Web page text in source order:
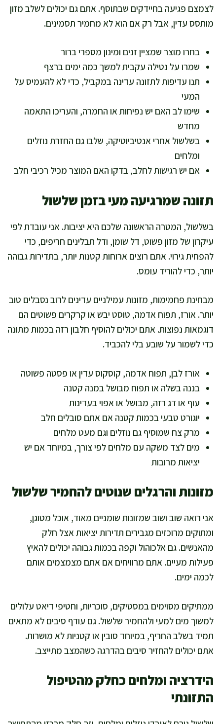
לצמצם פגיעה בחיידקים שבתוסף. אתם גם יכולים לשלב מזון
מותסס עדין, אבל רק אם הוא לא מחמיר תסמינים.
בחרו מוצר שמציין זנים ומינון מספרי ברור
שמרו על נטילה עקבית למשך כמה ימים ברצף
תנו עדיפות לתזונה עדינה במקביל, כדי לא להעמיס על
המעי
שימו לב האם יש נפיחות או החמרה, והעריכו התאמה
מחדש
בשלשול אחרי אנטיביוטיקה, שלבו גם החזרת נוזלים
ומלחים
אם יש רגישות לחלב, בדקו האם המוצר מכיל רכיבי חלב
תזונה שמרגיעה מעי בזמן שלשול
בשלשול, המטרה הראשונה שלכם היא יציבות. אני עובדת לפי
עיקרון של מזון פשוט, דל שומן, ודל תבלינים חריפים, כדי
להפחית גירוי. אתם רוצים ארוחות קטנות יותר, בתדירות גבוהה
יותר, כדי להוריד עומס.
מבחינת פחמימות, מזונות עמילניים עדינים לרוב נסבלים טוב
יותר. אורז, תפוח אדמה, טוסט יבש או קרקרים פשוטים הם
דוגמאות נפוצות. אתם יכולים להוסיף חלבון רזה בכמות מתונה
כדי לשמור על שובע בלי להכביד.
אורז לבן, תפוח אדמה, קוסקוס עדין או פסטה פשוטה
בננה בשלה או תפוח מבושל במנה קטנה
עוף או דג רזה, מבושל או אפוי בעדינות
יוגורט טבעי בכמות קטנה אם אתם סובלים חלב
מרק צח שמוסיף גם נוזלים וגם מעט מלחים
מים לצד משקה עם מלחים לפי צורך, במיוחד אם יש
יציאות מרובות
מזונות והרגלים שנוטים להחמיר שלשול
אני רואה שוב ושוב שמזונות שומניים מאוד, אוכל מטוגן,
ומתוקים מרוכזים מגבירים תדירות יציאות אצל חלק
מהאנשים. גם אלכוהול וקפה בכמות גבוהה יכולים להאיץ
פעילות מעיים. אתם מרוויחים אם אתם מצמצמים אותם
לכמה ימים.
ממתיקים מסוימים במסטיקים, סוכריות, וחטיפי דיאט עלולים
למשוך מים למעי ולהחמיר שלשול. גם עודף סיבים לא מתאים
תמיד בשלב החריף, במיוחד סובין או קטניות לא מושרות.
אתם יכולים להחזיר סיבים בהדרגה כשהמצב מתייצב.
הידרציה ומלחים כחלק מהטיפול
התזונתי